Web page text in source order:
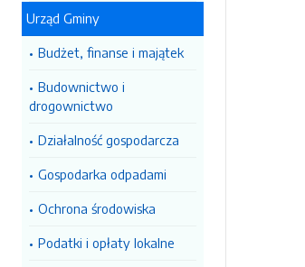
Urząd Gminy
Budżet, finanse i majątek
Budownictwo i
drogownictwo
Działalność gospodarcza
Gospodarka odpadami
Ochrona środowiska
Podatki i opłaty lokalne